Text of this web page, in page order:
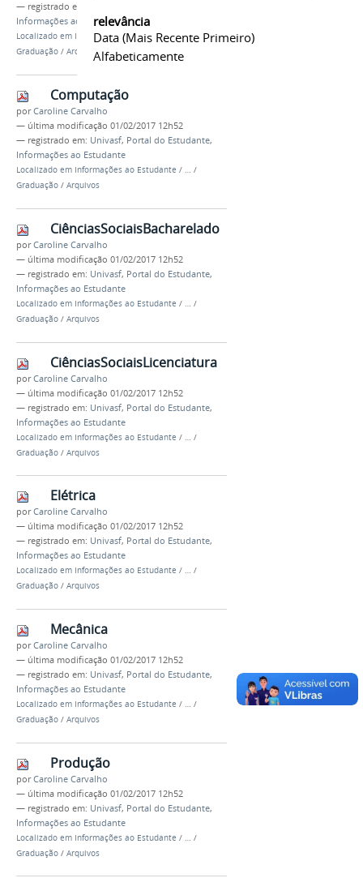
relevância
Data (mais Recente Primeiro)
Alfabeticamente
— registrado em:
Informações ao Estudante
Localizado em Informações ao Estudante /…/
Graduação / Arquivos
Computação
porCaroline Carvalho
— última modificação 01/02/2017 12h52
— registrado em: Univasf, Portal do Estudante,
Informações ao Estudante
Localizado em Informações ao Estudante / … /
Graduação / Arquivos
CiênciasSociaisBacharelado
porCaroline Carvalho
— última modificação 01/02/2017 12h52
— registrado em: Univasf, Portal do Estudante,
Informações ao Estudante
Localizado em Informações ao Estudante / … /
Graduação / Arquivos
CiênciasSociaisLicenciatura
porCaroline Carvalho
— última modificação 01/02/2017 12h52
— registrado em: Univasf, Portal do Estudante,
Informações ao Estudante
Localizado em Informações ao Estudante /
/
Graduação / Arquivos
Elétrica
porCaroline Carvalho
— última modificação 01/02/2017 12h52
— registrado em: Univasf, Portal do Estudante,
Informações ao Estudante
Localizado em Informações ao Estudante / … /
Graduação / Arquivos
Mecânica
porCaroline Carvalho
— última modificação 01/02/2017 12h52
— registrado em: Univasf, Portal do Estudante,
Informações ao Estudante
Localizado em Informações ao Estudante / … /
Graduação / Arquivos
Produção
porCaroline Carvalho
— última modificação 01/02/2017 12h52
— registrado em: Univasf, Portal do Estudante,
Informações ao Estudante
Localizado em Informações ao Estudante / … /
Graduação / Arquivos